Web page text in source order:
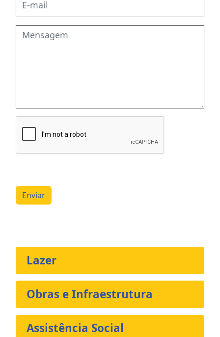
Enviar
Lazer
Obras e Infraestrutura
Assistência Social